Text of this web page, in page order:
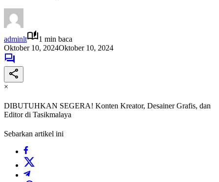
adminlt
1 min baca
Oktober 10, 2024Oktober 10, 2024
×
DIBUTUHKAN SEGERA! Konten Kreator, Desainer Grafis, dan
Editor di Tasikmalaya
Sebarkan artikel ini